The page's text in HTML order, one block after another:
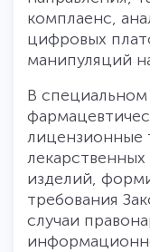
комплаенс,
цифровых
манипуляций
В специальном
лицензионные
изделий,
требования
случаи